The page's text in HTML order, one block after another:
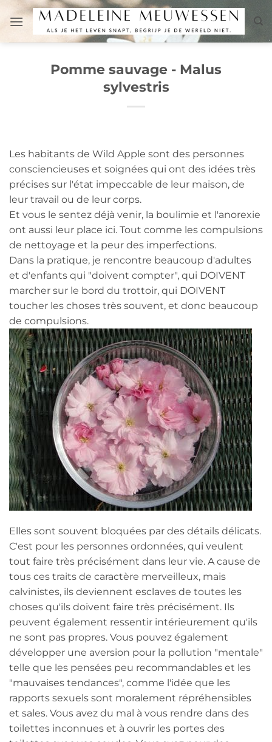
Passer
au
contenu
Pomme sauvage - Malus
sylvestris
Les habitants de Wild Apple sont des personnes
consciencieuses et soignées qui ont des idées très
précises sur l'état impeccable de leur maison, de
leur travail ou de leur corps.
Et vous le sentez déjà venir, la boulimie et l'anorexie
ont aussi leur place ici. Tout comme les compulsions
de nettoyage et la peur des imperfections.
Dans la pratique, je rencontre beaucoup d'adultes
et d'enfants qui "doivent compter", qui DOIVENT
marcher sur le bord du trottoir, qui DOIVENT
toucher les choses très souvent, et donc beaucoup
de compulsions.
Elles sont souvent bloquées par des détails délicats.
C'est pour les personnes ordonnées, qui veulent
tout faire très précisément dans leur vie. A cause de
tous ces traits de caractère merveilleux, mais
calvinistes, ils deviennent esclaves de toutes les
choses qu'ils doivent faire très précisément. Ils
peuvent également ressentir intérieurement qu'ils
ne sont pas propres. Vous pouvez également
développer une aversion pour la pollution "mentale"
telle que les pensées peu recommandables et les
"mauvaises tendances", comme l'idée que les
rapports sexuels sont moralement répréhensibles
et sales. Vous avez du mal à vous rendre dans des
toilettes inconnues et à ouvrir les portes des